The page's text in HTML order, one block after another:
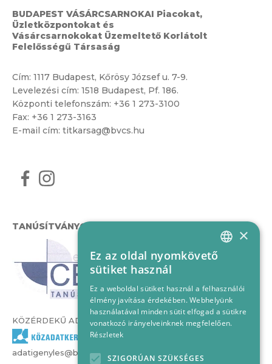
BUDAPEST VÁSÁRCSARNOKAI Piacokat,
Üzletközpontokat és
Vásárcsarnokokat Üzemeltető Korlátolt
Felelősségű Társaság
Cím: 1117 Budapest, Kőrösy József u. 7-9.
Levelezési cím: 1518 Budapest, Pf. 186.
Központi telefonszám: +36 1 273-3100
Fax: +36 1 273-3163
E-mail cím: titkarsag@bvcs.hu
TANÚSÍTVÁNYOK
KÖZÉRDEKŰ ADATOK
adatigenyles@bvcs.hu
HUNGARIAN
×
Ez az oldal nyomkövető
sütiket használ
Ez a weboldal sütiket használ a felhasználói
élmény javítása érdekében. Webhelyünk
használatával minden sütit elfogad a sütikre
vonatkozó irányelveinknek megfelelően.
Részletek
SZIGORÚAN SZÜKSÉGES